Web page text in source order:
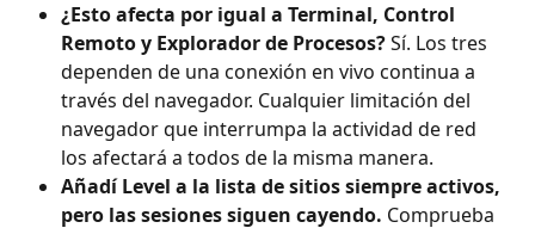
¿Esto afecta por igual a Terminal, Control
Remoto y Explorador de Procesos? Sí. Los tres
dependen de una conexión en vivo continua a
través del navegador. Cualquier limitación del
navegador que interrumpa la actividad de red
los afectará a todos de la misma manera.
Añadí Level a la lista de sitios siempre activos,
pero las sesiones siguen cayendo. Comprueba